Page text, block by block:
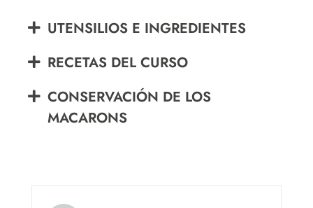
UTENSILIOS E INGREDIENTES
RECETAS DEL CURSO
CONSERVACIÓN DE LOS
MACARONS